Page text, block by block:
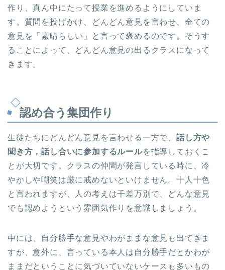
作り、真ん中にたって授業を進めるようにしていま
す。質問を投げかけ、どんどん意見を言わせ、全ての
意見を「素晴らしい」と言って褒めるのです。そうす
ることによって、どんどん意見の出るクラスになって
きます。
認め合う集団作り
生徒たちにどんどん意見を言わせる一方で、 話し方や
聞き方，話し合いに参加するルールを指導しておくこ
とが大切です。クラスの仲間が発言している時に、冷
やかしや嘲笑は厳に戒めないといけません。十人十色
と言われますが、人の考えは千差万別で、どんな意見
でも認めようという雰囲気作りを意識しましょう。
中には、自分勝手な意見やわがままな意見も出てきま
すが、意外に、言っている本人は自分勝手だとかわが
ままだということに気づいていないケースも多いもの